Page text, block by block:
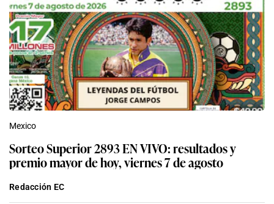
Mexico
Sorteo Superior 2893 EN VIVO: resultados y
premio mayor de hoy, viernes 7 de agosto
Redacción EC